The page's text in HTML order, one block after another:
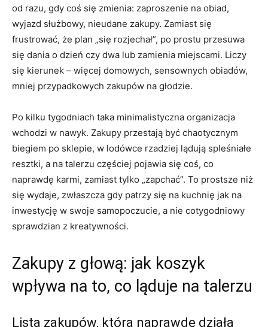
od razu, gdy coś się zmienia: zaproszenie na obiad,
wyjazd służbowy, nieudane zakupy. Zamiast się
frustrować, że plan „się rozjechał”, po prostu przesuwa
się dania o dzień czy dwa lub zamienia miejscami. Liczy
się kierunek – więcej domowych, sensownych obiadów,
mniej przypadkowych zakupów na głodzie.
Po kilku tygodniach taka minimalistyczna organizacja
wchodzi w nawyk. Zakupy przestają być chaotycznym
biegiem po sklepie, w lodówce rzadziej lądują spleśniałe
resztki, a na talerzu częściej pojawia się coś, co
naprawdę karmi, zamiast tylko „zapchać”. To prostsze niż
się wydaje, zwłaszcza gdy patrzy się na kuchnię jak na
inwestycję w swoje samopoczucie, a nie cotygodniowy
sprawdzian z kreatywności.
Zakupy z głową: jak koszyk
wpływa na to, co ląduje na talerzu
Lista zakupów, która naprawdę działa